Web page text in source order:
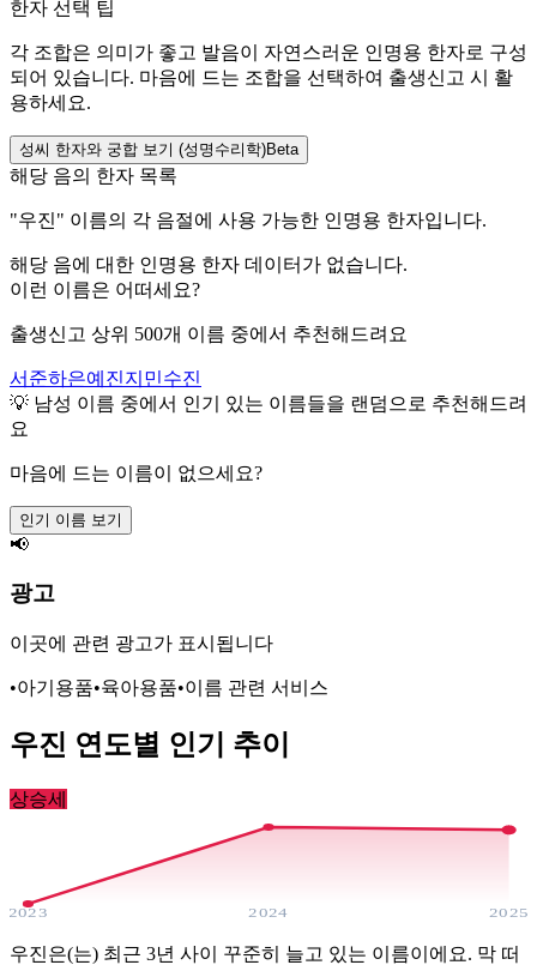
한자 선택 팁
각 조합은 의미가 좋고 발음이 자연스러운 인명용 한자로 구성
되어 있습니다. 마음에 드는 조합을 선택하여 출생신고 시 활
용하세요.
성씨 한자와 궁합 보기 (성명수리학)Beta
해당 음의 한자 목록
"우진" 이름의 각 음절에 사용 가능한 인명용 한자입니다.
해당 음에 대한 인명용 한자 데이터가 없습니다.
이런 이름은 어떠세요?
출생신고 상위 500개 이름 중에서 추천해드려요
서준하은예진지민수진
💡 남성 이름 중에서 인기 있는 이름들을 랜덤으로 추천해드려
요
마음에 드는 이름이 없으세요?
인기 이름 보기
📢
광고
이곳에 관련 광고가 표시됩니다
•아기용품•육아용품•이름 관련 서비스
우진 연도별 인기 추이
상승세
2023 2024 2025
우진은(는) 최근 3년 사이 꾸준히 늘고 있는 이름이에요. 막 떠